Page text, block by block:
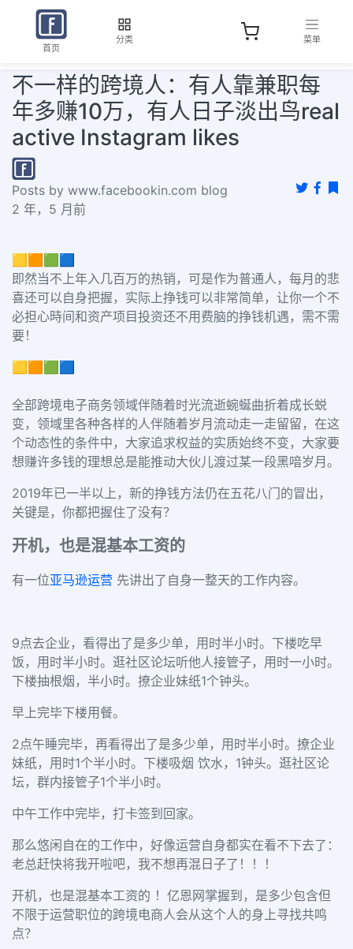
首页
分类 菜单
不一样的跨境人：有人靠兼职每
年多赚10万，有人日子淡出鸟real
active Instagram likes
Posts by www.facebookin.com blog
2 年，5 月前
🟨🟧🟩🟦
即然当不上年入几百万的热销，可是作为普通人，每月的悲
喜还可以自身把握，实际上挣钱可以非常简单，让你一个不
必担心時间和资产项目投资还不用费脑的挣钱机遇，需不需
要！
🟨🟧🟩🟦
全部跨境电子商务领域伴随着时光流逝蜿蜒曲折着成长蜕
变，领域里各种各样的人伴随着岁月流动走一走留留，在这
个动态性的条件中，大家追求权益的实质始终不变，大家要
想赚许多钱的理想总是能推动大伙儿渡过某一段黑喑岁月。
2019年已一半以上，新的挣钱方法仍在五花八门的冒出，
关键是，你都把握住了没有？
开机，也是混基本工资的
有一位亚马逊运营 先讲出了自身一整天的工作内容。
9点去企业，看得出了是多少单，用时半小时。下楼吃早
饭，用时半小时。逛社区论坛听他人接管子，用时一小时。
下楼抽根烟，半小时。撩企业妹纸1个钟头。
早上完毕下楼用餐。
2点午睡完毕，再看得出了是多少单， 用时半小时。撩企业
妹纸， 用时1个半小时。下楼吸烟 饮水，1钟头。逛社区论
坛，群内接管子1个半小时。
中午工作中完毕，打卡签到回家。
那么悠闲自在的工作中， 好像运营自身都实在看不下去了：
老总赶快将我开啦吧，我不想再混日子了！！！
开机，也是混基本工资的 ！亿恩网掌握到，是多少包含但
不限于运营职位的跨境电商人会从这个人的身上寻找共鸣
点？